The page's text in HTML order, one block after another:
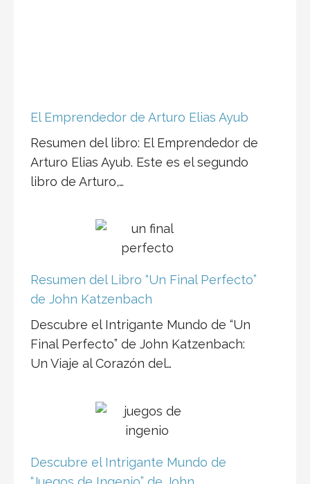
Final Perfecto” de John Katzenbach:
Un Viaje al Corazón del…
“Juegos de Ingenio” de John
Katzenbach: Un Viaje al Corazón del
Suspenso Psicológico
Resumen del libro “Juegos de Ingenio”:
Sumérgete en un Thriller Psicológico